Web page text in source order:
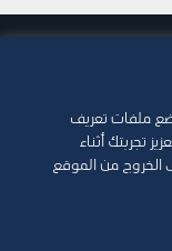
ملفات تعريف
تجربتك أثناء
الخروج من الموقع